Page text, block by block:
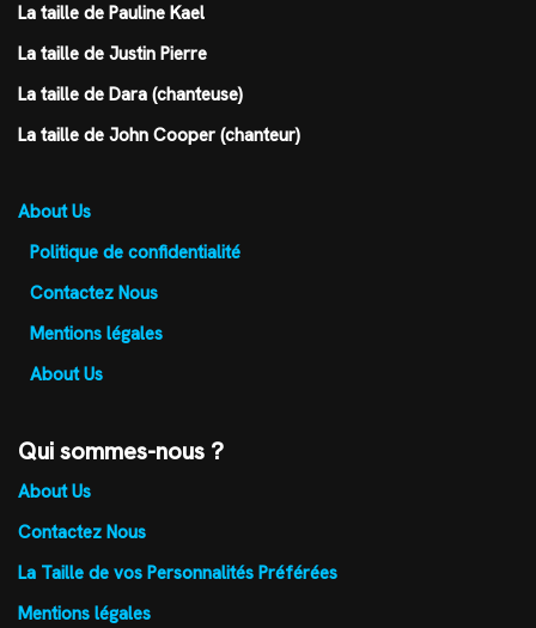
La taille de Pauline Kael
La taille de Justin Pierre
La taille de Dara (chanteuse)
La taille de John Cooper (chanteur)
About Us
Politique de confidentialité
Contactez Nous
Mentions légales
About Us
Qui sommes-nous ?
About Us
Contactez Nous
La Taille de vos Personnalités Préférées
Mentions légales